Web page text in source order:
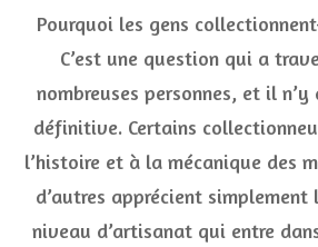
?
Pourquoi les gens
C’est une question qui a
nombreuses personnes, et il n’y
définitive. Certains
l’histoire et à la mécanique des
d’autres apprécient
niveau d’artisanat qui entre